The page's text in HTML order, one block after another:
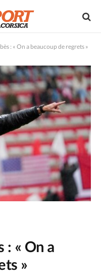
: « On a beaucoup de regrets »
: « On a
»